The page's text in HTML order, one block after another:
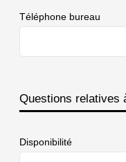
Téléphone bureau
Questions relatives
Disponibilité